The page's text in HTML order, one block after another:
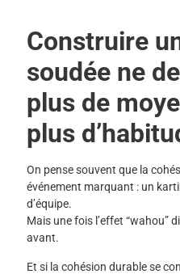
Construire
soudée ne
plus de
plus
On pense souvent que la
événement marquant : un
d’équipe.
Mais une fois l’effet “wahou”
avant.
Et si la cohésion durable se